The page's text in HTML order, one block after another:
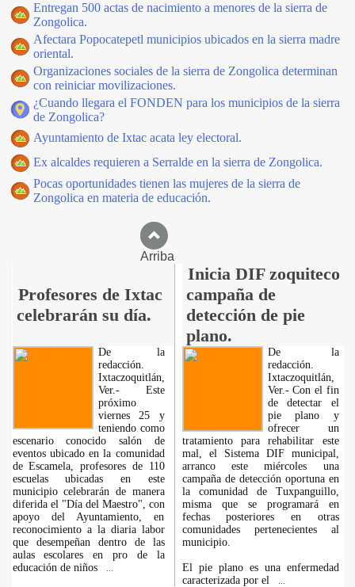
Entregan 500 actas de nacimiento a menores de la sierra de
Zongolica.
Afectara Popocatepetl municipios ubicados en la sierra madre
oriental.
Organizaciones sociales de la sierra de Zongolica determinan
con reiniciar movilizaciones.
¿Cuando llegara el FONDEN para los municipios de la sierra
de Zongolica?
Ayuntamiento de Ixtac acata ley electoral.
Ex alcaldes requieren a Serralde en la sierra de Zongolica.
Pocas oportunidades tienen las mujeres de la sierra de
Zongolica en materia de educación.
Arriba
Profesores de Ixtac
celebrarán su día.
Inicia DIF zoquiteco
campaña de
detección de pie
plano.
De la
redacción.
Ixtaczoquitlán,
Ver.- Este
próximo
viernes 25 y
teniendo como
escenario conocido salón de
eventos ubicado en la comunidad
de Escamela, profesores de 110
escuelas ubicadas en este
municipio celebrarán de manera
diferida el "Día del Maestro", con
apoyo del Ayuntamiento, en
reconocimiento a la diaria labor
que desempeñan dentro de las
aulas escolares en pro de la
educación de niños
De la
redacción.
Ixtaczoquitlán,
Ver.- Con el fin
de detectar el
pie plano y
ofrecer un
tratamiento para rehabilitar este
mal, el Sistema DIF municipal,
arranco este miércoles una
campaña de detección oportuna en
la comunidad de Tuxpanguillo,
misma que se programará en
fechas posteriores en otras
comunidades pertenecientes al
municipio.
El pie plano es una enfermedad
caracterizada por el